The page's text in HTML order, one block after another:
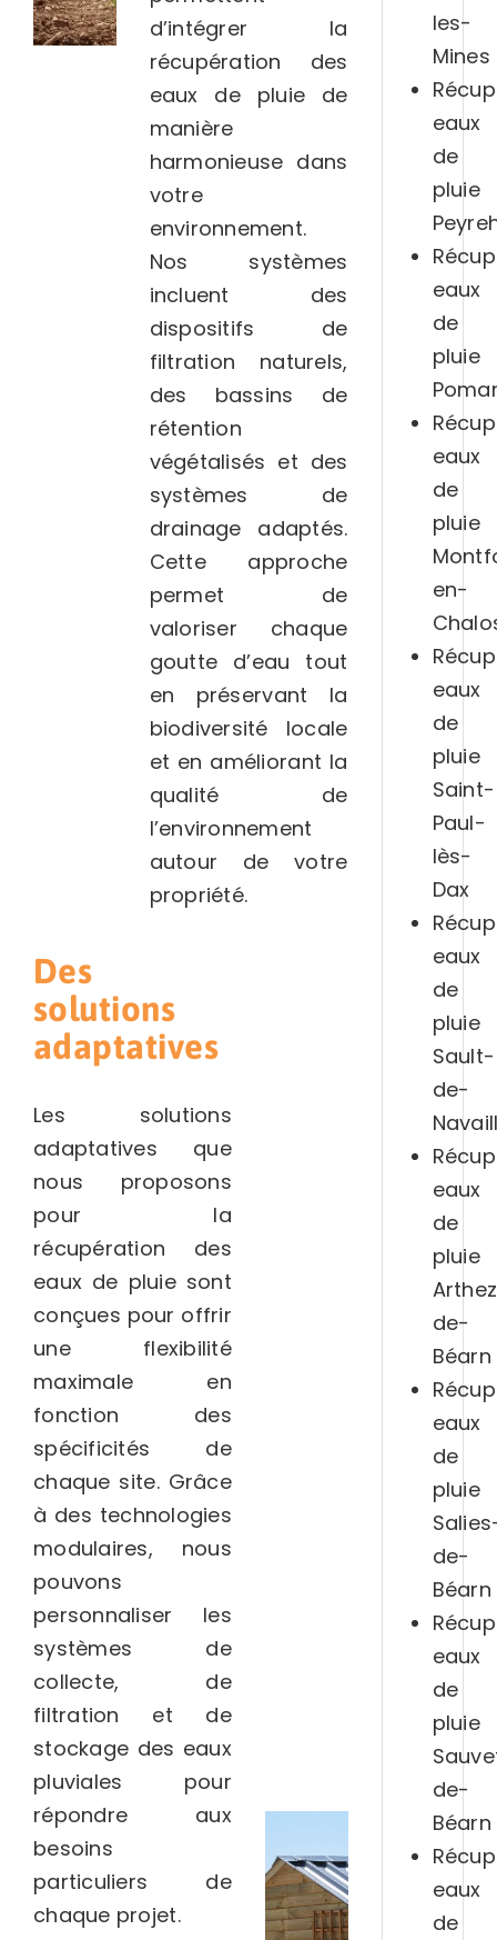
d’intégrer la
récupération des
eaux de pluie de
manière
harmonieuse dans
votre
environnement.
Nos systèmes
incluent des
dispositifs de
filtration naturels,
des bassins de
rétention
végétalisés et des
systèmes de
drainage adaptés.
Cette approche
permet de
valoriser chaque
goutte d’eau tout
en préservant la
biodiversité locale
et en améliorant la
qualité de
l’environnement
autour de votre
propriété.
Des
solutions
adaptatives
Les solutions
adaptatives que
nous proposons
pour la
récupération des
eaux de pluie sont
conçues pour offrir
une flexibilité
maximale en
fonction des
spécificités de
chaque site. Grâce
à des technologies
modulaires, nous
pouvons
personnaliser les
systèmes de
collecte, de
filtration et de
stockage des eaux
pluviales pour
répondre aux
besoins
particuliers de
chaque projet.
les-
Mines
eaux
de
pluie
eaux
de
pluie
eaux
de
pluie
en-
eaux
de
pluie
Saint-
Paul-
lès-
Dax
eaux
de
pluie
Sault-
de-
eaux
de
pluie
de-
Béarn
eaux
de
pluie
de-
Béarn
eaux
de
pluie
de-
Béarn
eaux
de